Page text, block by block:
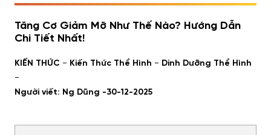
Tăng Cơ Giảm Mỡ Như Thế Nào? Hướng Dẫn
Chi Tiết Nhất!
KIẾN THỨC - Kiến Thức Thể Hình - Dinh Dưỡng Thể Hình
-
Người viết: Ng Dũng -30-12-2025